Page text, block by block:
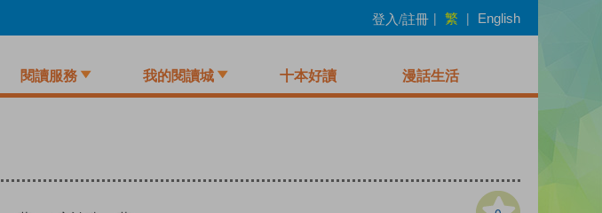
登入/註冊 | 繁 | English
閱讀服務 我的閱讀城 十本好讀 漫話生活